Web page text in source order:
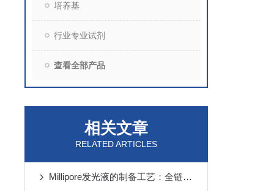
培养基
行业专业试剂
查看全部产品
相关文章
RELATED ARTICLES
Millipore发光液的制备工艺：全链路质控保障检测性能稳定